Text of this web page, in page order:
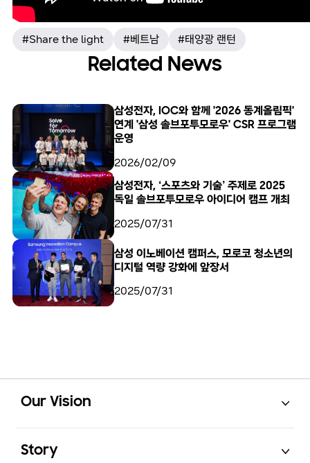
#Share the light #베트남 #태양광 랜턴
Related News
삼성전자, IOC와 함께 '2026 동계올림픽'
연계 '삼성 솔브포투모로우' CSR 프로그램
운영
2026/02/09
삼성전자, ‘스포츠와 기술’ 주제로 2025
독일 솔브포투모로우 아이디어 캠프 개최
2025/07/31
삼성 이노베이션 캠퍼스, 모로코 청소년의
디지털 역량 강화에 앞장서
2025/07/31
Our Vision
Story